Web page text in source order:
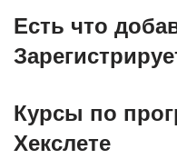
Есть что
Курсы по
Хекслете